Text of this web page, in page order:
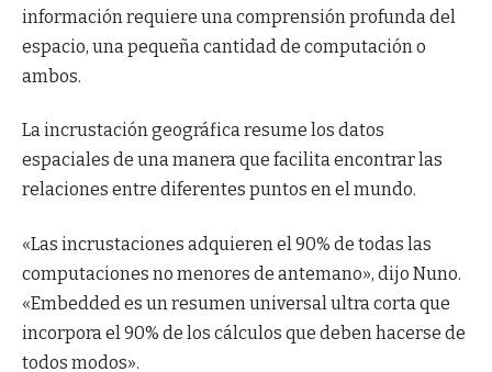
información requiere una comprensión profunda del
espacio, una pequeña cantidad de computación o
ambos.
La incrustación geográfica resume los datos
espaciales de una manera que facilita encontrar las
relaciones entre diferentes puntos en el mundo.
«Las incrustaciones adquieren el 90% de todas las
computaciones no menores de antemano», dijo Nuno.
«Embedded es un resumen universal ultra corta que
incorpora el 90% de los cálculos que deben hacerse de
todos modos».